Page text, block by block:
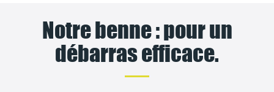
Notre benne : pour un
débarras efficace.